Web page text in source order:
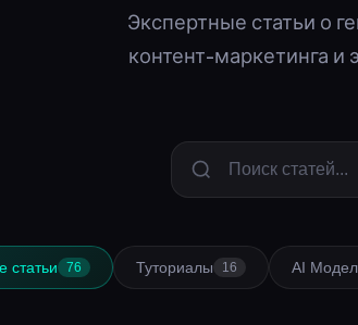
Экспертные статьи о
контент-маркетинга
статьи 76 Туториалы 16 AI